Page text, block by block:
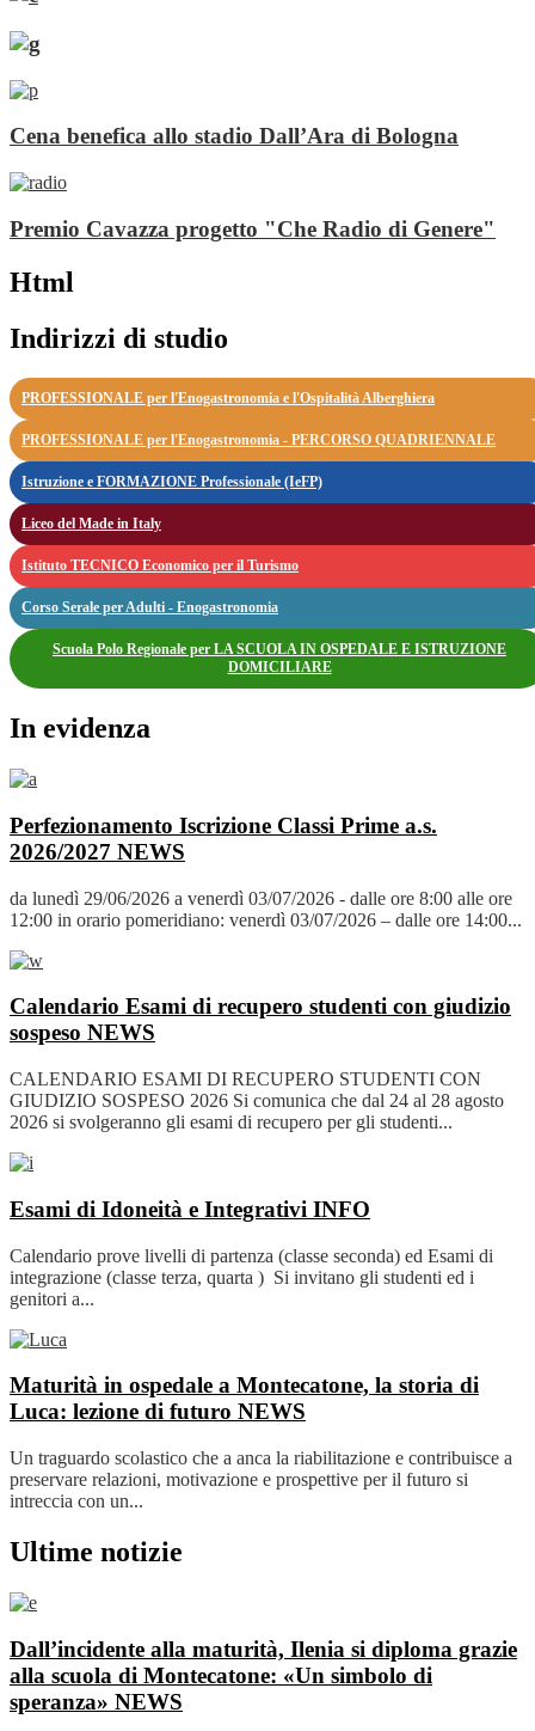
Cena benefica allo stadio Dall’Ara di Bologna
Premio Cavazza progetto "Che Radio di Genere"
Html
Indirizzi di studio
PROFESSIONALE per l'Enogastronomia e l'Ospitalità Alberghiera
PROFESSIONALE per l'Enogastronomia - PERCORSO QUADRIENNALE
Istruzione e FORMAZIONE Professionale (IeFP)
Liceo del Made in Italy
Istituto TECNICO Economico per il Turismo
Corso Serale per Adulti - Enogastronomia
Scuola Polo Regionale per LA SCUOLA IN OSPEDALE E ISTRUZIONE
DOMICILIARE
In evidenza
Perfezionamento Iscrizione Classi Prime a.s.
2026/2027 NEWS
da lunedì 29/06/2026 a venerdì 03/07/2026 - dalle ore 8:00 alle ore
12:00 in orario pomeridiano: venerdì 03/07/2026 – dalle ore 14:00...
Calendario Esami di recupero studenti con giudizio
sospeso NEWS
CALENDARIO ESAMI DI RECUPERO STUDENTI CON
GIUDIZIO SOSPESO 2026 Si comunica che dal 24 al 28 agosto
2026 si svolgeranno gli esami di recupero per gli studenti...
Esami di Idoneità e Integrativi INFO
Calendario prove livelli di partenza (classe seconda) ed Esami di
integrazione (classe terza, quarta ) Si invitano gli studenti ed i
genitori a...
Maturità in ospedale a Montecatone, la storia di
Luca: lezione di futuro NEWS
Un traguardo scolastico che a anca la riabilitazione e contribuisce a
preservare relazioni, motivazione e prospettive per il futuro si
intreccia con un...
Ultime notizie
Dall’incidente alla maturità, Ilenia si diploma grazie
alla scuola di Montecatone: «Un simbolo di
speranza» NEWS